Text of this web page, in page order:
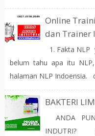
Online
dan Trainer
1. Fakta
belum tahu apa itu
halaman NLP Indoensia.
BAKTERI
ANDA
INDUTRI?